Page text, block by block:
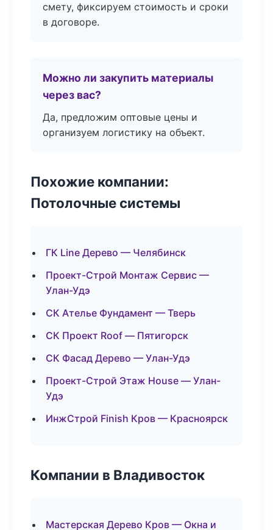
смету, фиксируем стоимость и сроки
в договоре.
Можно ли закупить материалы
через вас?
Да, предложим оптовые цены и
организуем логистику на объект.
Похожие компании:
Потолочные системы
ГК Line Дерево — Челябинск
Проект-Строй Монтаж Сервис —
Улан-Удэ
СК Ателье Фундамент — Тверь
СК Проект Roof — Пятигорск
СК Фасад Дерево — Улан-Удэ
Проект-Строй Этаж House — Улан-
Удэ
ИнжСтрой Finish Кров — Красноярск
Компании в Владивосток
Мастерская Дерево Кров — Окна и